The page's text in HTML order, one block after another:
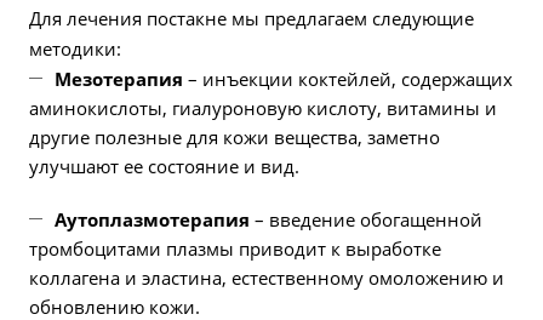
Для лечения постакне мы предлагаем следующие
методики:
Мезотерапия – инъекции коктейлей, содержащих
аминокислоты, гиалуроновую кислоту, витамины и
другие полезные для кожи вещества, заметно
улучшают ее состояние и вид.
Аутоплазмотерапия – введение обогащенной
тромбоцитами плазмы приводит к выработке
коллагена и эластина, естественному омоложению и
обновлению кожи.